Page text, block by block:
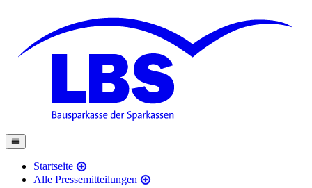
Startseite
Alle Pressemitteilungen